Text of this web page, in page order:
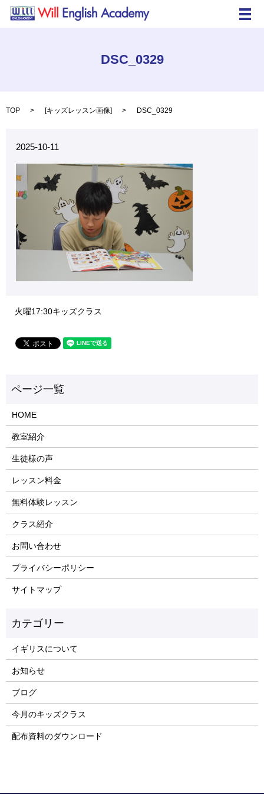
メ
DSC_0329
TOP [キッズレッスン画像] DSC_0329
2025-10-11
火曜17:30キッズクラス
HOME
教室紹介
生徒様の声
レッスン料金
無料体験レッスン
クラス紹介
お問い合わせ
プライバシーポリシー
サイトマップ
イギリスについて
お知らせ
ブログ
今月のキッズクラス
配布資料のダウンロード